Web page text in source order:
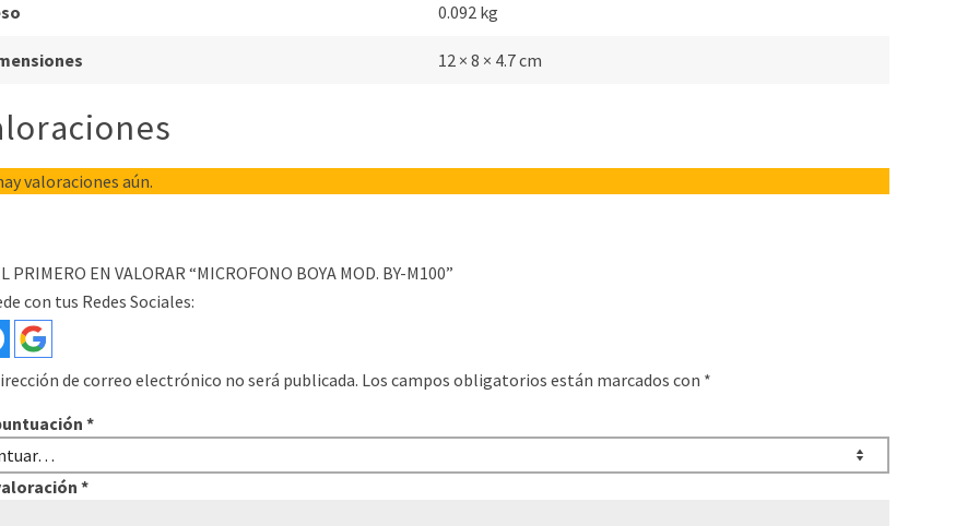
0.092 kg
12 × 8 × 4.7 cm
valoraciones aún.
PRIMERO EN VALORAR “MICROFONO BOYA MOD. BY-M100”
con tus Redes Sociales:
de correo electrónico no será publicada. Los campos obligatorios están marcados con *
*
*